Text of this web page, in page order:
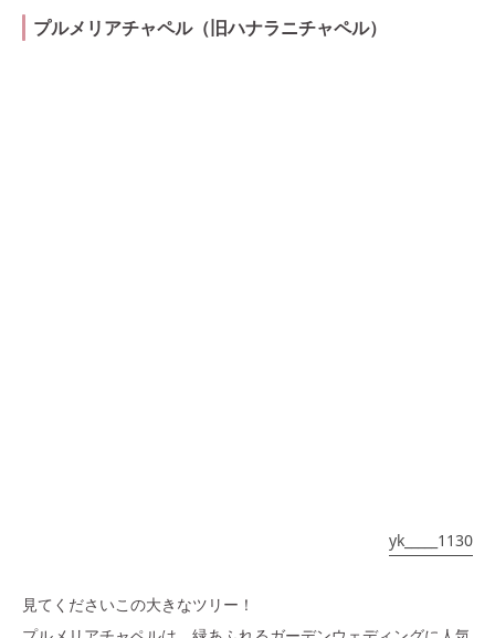
プルメリアチャペル（旧ハナラニチャペル）
yk_____1130
見てくださいこの大きなツリー！